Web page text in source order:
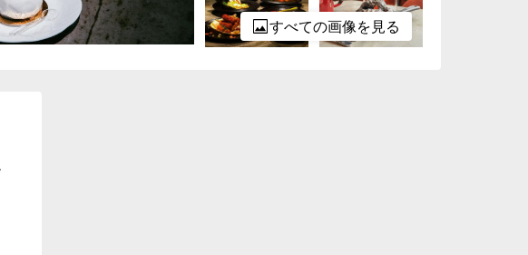
すべての画像を見る